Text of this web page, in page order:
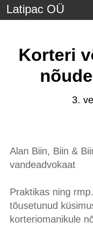
Latipac OÜ
Korteri
3.
Alan Biin, Biin &
vandeadvokaat
Praktikas ning
tõusetunud
korteriomanikule